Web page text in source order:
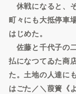
休戦になると、
町々にも大抵停車
はじめた。
佐藤と千代子の
払になつてゐた商
た。土地の人達に
はごた／＼葭簀《